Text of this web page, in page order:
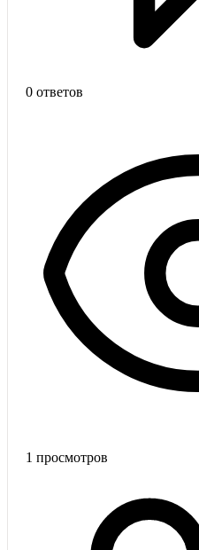
0 ответов
1 просмотров